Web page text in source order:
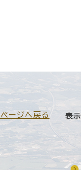
ページへ戻る 表示